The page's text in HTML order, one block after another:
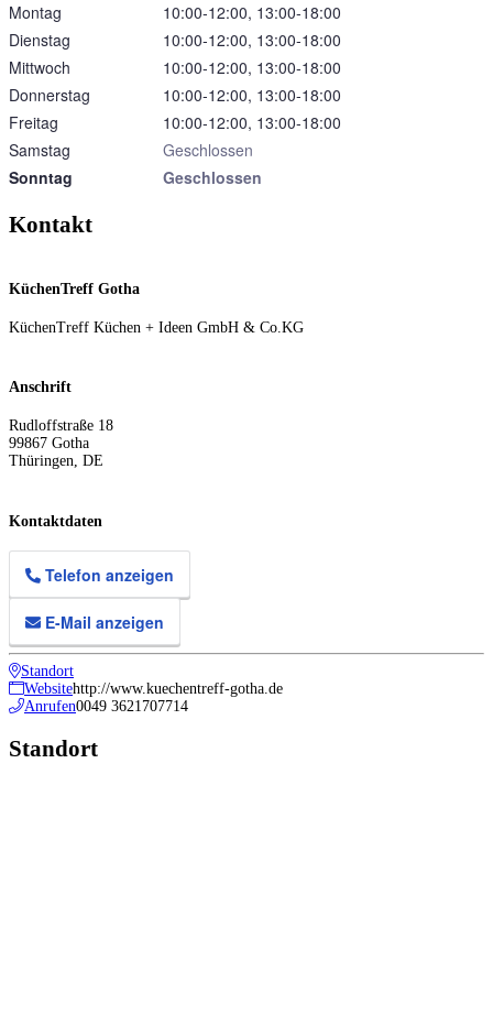
Montag
10:00‑12:00, 13:00‑18:00
Dienstag
10:00‑12:00, 13:00‑18:00
Mittwoch
10:00‑12:00, 13:00‑18:00
Donnerstag
10:00‑12:00, 13:00‑18:00
Freitag
10:00‑12:00, 13:00‑18:00
Samstag
Geschlossen
Sonntag
Geschlossen
Kontakt
KüchenTreff Gotha
KüchenTreff Küchen + Ideen GmbH & Co.KG
Anschrift
Rudloffstraße 18
99867 Gotha
Thüringen DE
Kontaktdaten
Telefon anzeigen
E-Mail anzeigen
Standort
Websitehttp://www.kuechentreff-gotha.de
Anrufen0049 3621707714
Standort